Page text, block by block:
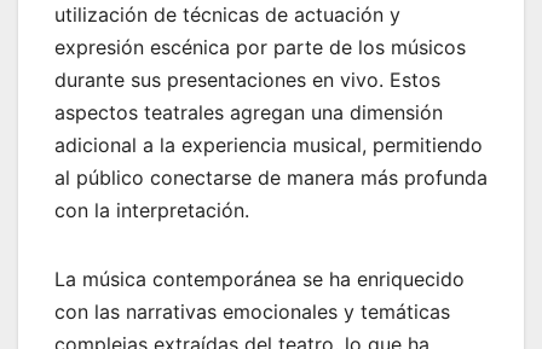
utilización de técnicas de actuación y
expresión escénica por parte de los músicos
durante sus presentaciones en vivo. Estos
aspectos teatrales agregan una dimensión
adicional a la experiencia musical, permitiendo
al público conectarse de manera más profunda
con la interpretación.
La música contemporánea se ha enriquecido
con las narrativas emocionales y temáticas
complejas extraídas del teatro, lo que ha